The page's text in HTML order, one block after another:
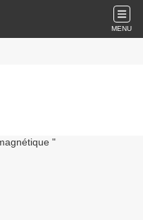
MENU